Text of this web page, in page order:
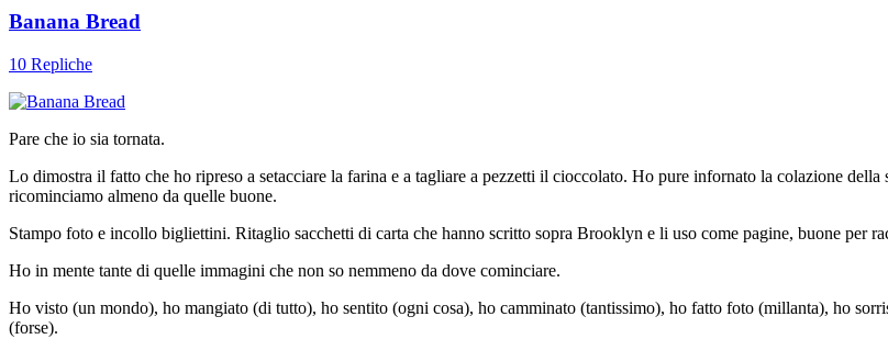
Banana Bread
10 Repliche
Pare che io sia tornata.
Lo dimostra il fatto che ho ripreso a setacciare la farina e a tagliare a pezzetti il cioccolato. Ho pure infornato la colazione
ricominciamo almeno da quelle buone.
Stampo foto e incollo bigliettini. Ritaglio sacchetti di carta che hanno scritto sopra Brooklyn e li uso come pagine, buone per
Ho in mente tante di quelle immagini che non so nemmeno da dove cominciare.
Ho visto (un mondo), ho mangiato (di tutto), ho sentito (ogni cosa), ho camminato (tantissimo), ho fatto foto (millanta), ho
(forse).